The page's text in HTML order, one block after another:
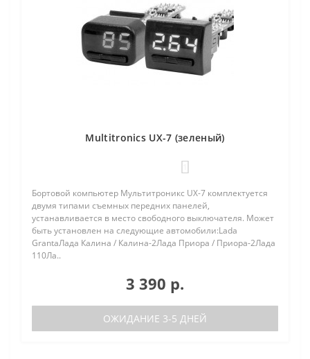
Multitronics UX-7 (зеленый)
Бортовой компьютер Мультитроникс UX-7 комплектуется
двумя типами съемных передних панелей,
устанавливается в место свободного выключателя. Может
быть установлен на следующие автомобили:Lada
GrantaЛада Калина / Калина-2Лада Приора / Приора-2Лада
110Ла..
3 390 р.
ОЖИДАНИЕ 3-5 ДНЕЙ